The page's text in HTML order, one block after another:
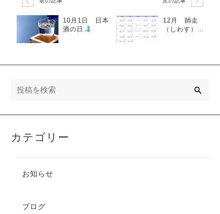
10月1日 日本
酒の日
12月 師走
（しわす）
カテゴリー
お知らせ
ブログ